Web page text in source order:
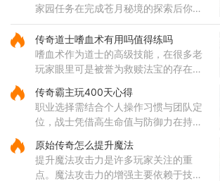
家园任务在完成苍月秘境的探索后你会
再次见到这位使者然后就能进入封魔谷
了在霸者大厅里要清理掉指定数量的怪
物才能继续前进哦这个过程看
传奇道士嗜血术有用吗值得练吗
嗜血术作为道士的高级技能，在很多老
玩家眼里可是被誉为救赎法宝的存在。
吸血效果，能够在攻击敌人的同时为自
身恢复体力，大大提升了道士
传奇霸主玩400天心得
职业选择需结合个人操作习惯与团队定
位，战士凭借高生命值与防御力在持久
备高爆发特性，道士的召唤兽在继承元
婴属性后能显著提升战斗效率
原始传奇怎么提升魔法
提升魔法攻击力是许多玩家关注的重
点。魔法攻击力的增强主要依赖于技能